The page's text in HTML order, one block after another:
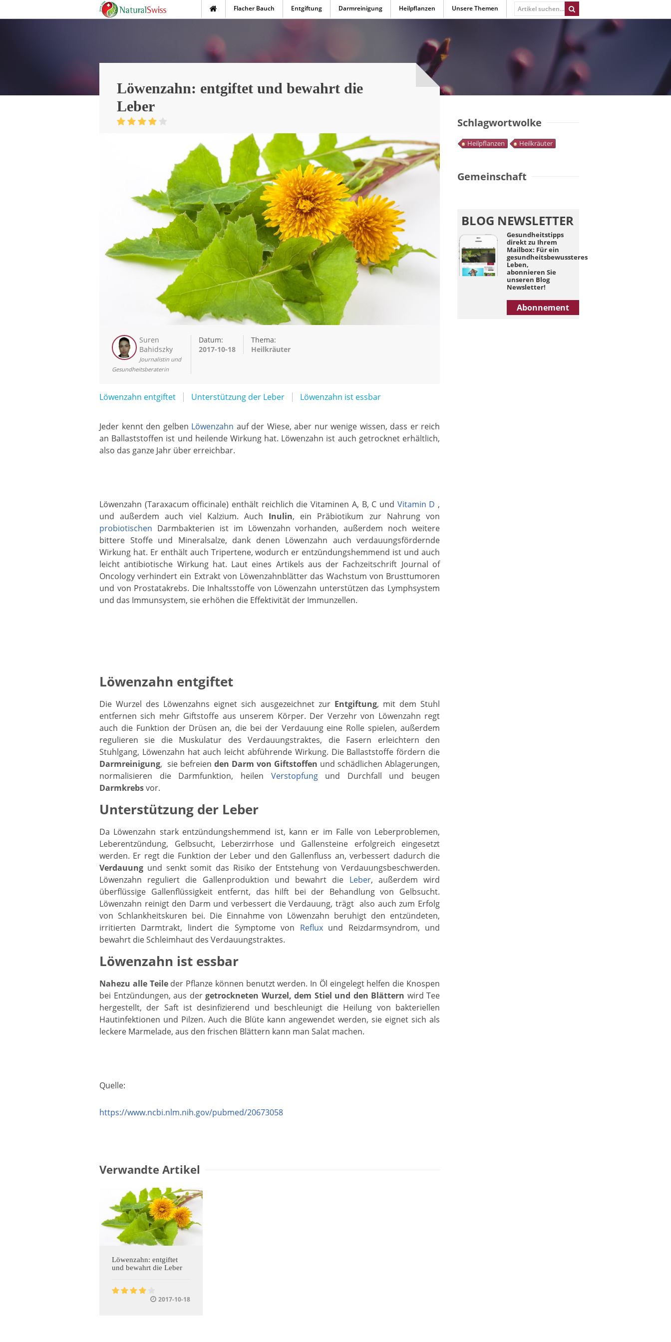
Flacher Bauch Entgiftung Darmreinigung Heilpflanzen Unsere Themen
Löwenzahn: entgiftet und bewahrt die
Leber
Suren
Bahidszky
Journalistin und
Gesundheitsberaterin
Datum:
2017-10-18
Thema:
Heilkräuter
Löwenzahn entgiftet Unterstützung der Leber Löwenzahn ist essbar
Jeder kennt den gelben Löwenzahn auf der Wiese, aber nur wenige wissen, dass er reich
an Ballaststoffen ist und heilende Wirkung hat. Löwenzahn ist auch getrocknet erhältlich,
also das ganze Jahr über erreichbar.
Löwenzahn (Taraxacum officinale) enthält reichlich die Vitaminen A, B, C und Vitamin D ,
und außerdem auch viel Kalzium. Auch Inulin, ein Präbiotikum zur Nahrung von
probiotischen Darmbakterien ist im Löwenzahn vorhanden, außerdem noch weitere
bittere Stoffe und Mineralsalze, dank denen Löwenzahn auch verdauungsfördernde
Wirkung hat. Er enthält auch Tripertene, wodurch er entzündungshemmend ist und auch
leicht antibiotische Wirkung hat. Laut eines Artikels aus der Fachzeitschrift Journal of
Oncology verhindert ein Extrakt von Löwenzahnblätter das Wachstum von Brusttumoren
und von Prostatakrebs. Die Inhaltsstoffe von Löwenzahn unterstützen das Lymphsystem
und das Immunsystem, sie erhöhen die Effektivität der Immunzellen.
Löwenzahn entgiftet
Die Wurzel des Löwenzahns eignet sich ausgezeichnet zur Entgiftung, mit dem Stuhl
entfernen sich mehr Giftstoffe aus unserem Körper. Der Verzehr von Löwenzahn regt
auch die Funktion der Drüsen an, die bei der Verdauung eine Rolle spielen, außerdem
regulieren sie die Muskulatur des Verdauungstraktes, die Fasern erleichtern den
Stuhlgang, Löwenzahn hat auch leicht abführende Wirkung. Die Ballaststoffe fördern die
Darmreinigung, sie befreien den Darm von Giftstoffen und schädlichen Ablagerungen,
normalisieren die Darmfunktion, heilen Verstopfungund Durchfall und beugen
Darmkrebsvor.
Unterstützung der Leber
Da Löwenzahn stark entzündungshemmend ist, kann er im Falle von Leberproblemen,
Leberentzündung, Gelbsucht, Leberzirrhose und Gallensteine erfolgreich eingesetzt
werden. Er regt die Funktion der Leber und den Gallenfluss an, verbessert dadurch die
Verdauung und senkt somit das Risiko der Entstehung von Verdauungsbeschwerden.
Löwenzahn reguliert die Gallenproduktion und bewahrt die Leber, außerdem wird
überflüssige Gallenflüssigkeit entfernt, das hilft bei der Behandlung von Gelbsucht.
Löwenzahn reinigt den Darm und verbessert die Verdauung, trägt also auch zum Erfolg
von Schlankheitskuren bei. Die Einnahme von Löwenzahn beruhigt den entzündeten,
irritierten Darmtrakt, lindert die Symptome von Refluxund Reizdarmsyndrom, und
bewahrt die Schleimhaut des Verdauungstraktes.
Löwenzahn ist essbar
Nahezu alle Teileder Pflanze können benutzt werden. In Öl eingelegt helfen die Knospen
bei Entzündungen, aus der getrockneten Wurzel, dem Stiel und den Blättern wird Tee
hergestellt, der Saft ist desinfizierend und beschleunigt die Heilung von bakteriellen
Hautinfektionen und Pilzen. Auch die Blüte kann angewendet werden, sie eignet sich als
leckere Marmelade, aus den frischen Blättern kann man Salat machen.
Quelle:
https://www.ncbi.nlm.nih.gov/pubmed/20673058
Verwandte Artikel
Löwenzahn: entgiftet
und bewahrt die Leber
2017-10-18
Schlagwortwolke
Heilpflanzen Heilkräuter
Gemeinschaft
BLOG NEWSLETTER
Gesundheitstipps
direkt zu Ihrem
Mailbox: Für ein
gesundheitsbewussteres
Leben,
abonnieren Sie
unseren Blog
Newsletter!
Abonnement